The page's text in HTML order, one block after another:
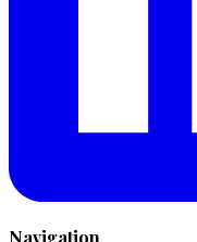
Navigation